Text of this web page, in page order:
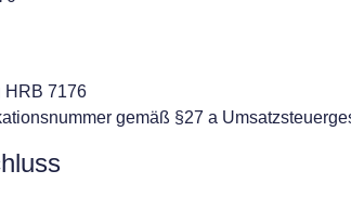
HRB 7176
gemäß §27 a